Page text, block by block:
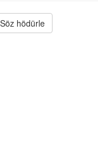
Söz hödürle